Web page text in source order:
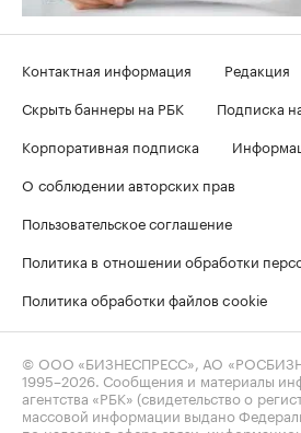
Контактная информация
Редакция
Скрыть баннеры на РБК
Подписка
Корпоративная подписка
О соблюдении авторских прав
Пользовательское соглашение
Политика в отношении обработки
Политика обработки файлов cookie
© ООО «БИЗНЕСПРЕСС», АО
1995–2026 . Сообщения и материалы
агентства «РБК» (свидетельство о
массовой информации выдано